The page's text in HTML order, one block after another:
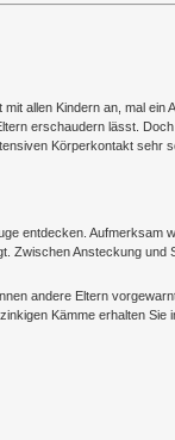
allen Kindern an, mal ein
erschaudern lässt.
Körperkontakt sehr
entdecken. Aufmerksam
Zwischen Ansteckung und
andere Eltern
Kämme erhalten Sie